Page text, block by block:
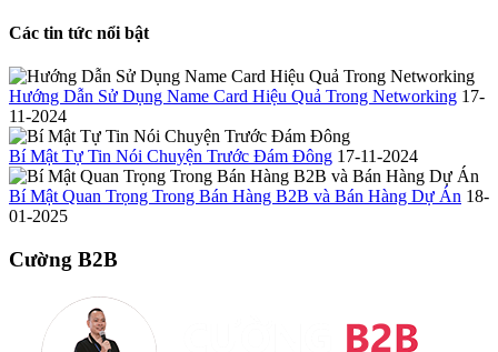
Các tin tức nổi bật
Hướng Dẫn Sử Dụng Name Card Hiệu Quả Trong Networking 17-
11-2024
Bí Mật Tự Tin Nói Chuyện Trước Đám Đông 17-11-2024
Bí Mật Quan Trọng Trong Bán Hàng B2B và Bán Hàng Dự Án 18-
01-2025
Cường B2B